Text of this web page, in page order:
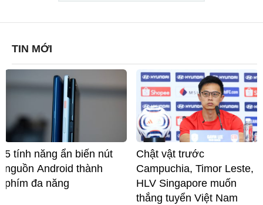
TIN MỚI
5 tính năng ẩn biến nút
nguồn Android thành
phím đa năng
Chật vật trước
Campuchia, Timor Leste,
HLV Singapore muốn
thắng tuyển Việt Nam